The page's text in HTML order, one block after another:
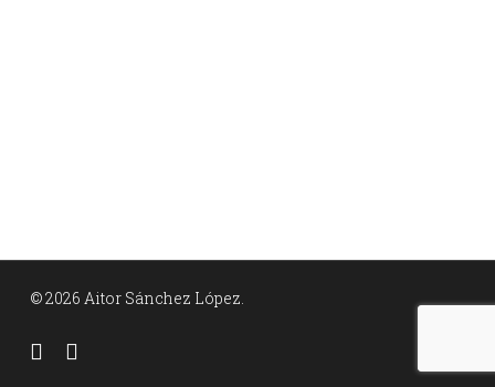
© 2026 Aitor Sánchez López.
facebooklinkedin